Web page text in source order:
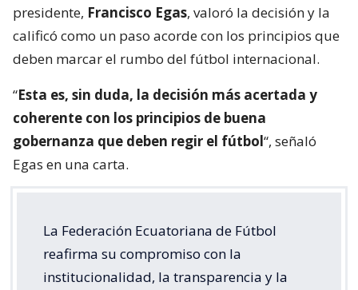
presidente, Francisco Egas, valoró la decisión y la
calificó como un paso acorde con los principios que
deben marcar el rumbo del fútbol internacional.
“Esta es, sin duda, la decisión más acertada y
coherente con los principios de buena
gobernanza que deben regir el fútbol“, señaló
Egas en una carta.
La Federación Ecuatoriana de Fútbol
reafirma su compromiso con la
institucionalidad, la transparencia y la